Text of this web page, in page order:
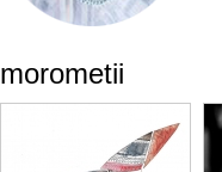
morometii